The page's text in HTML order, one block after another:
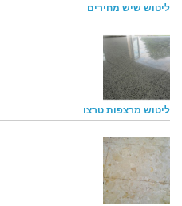
ליטוש שיש מחירים
ליטוש מרצפות טרצו